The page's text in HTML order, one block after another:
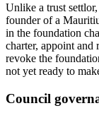
Unlike a trust
founder of a
in the foundation
charter, appoint and
revoke the
not yet ready to
Council